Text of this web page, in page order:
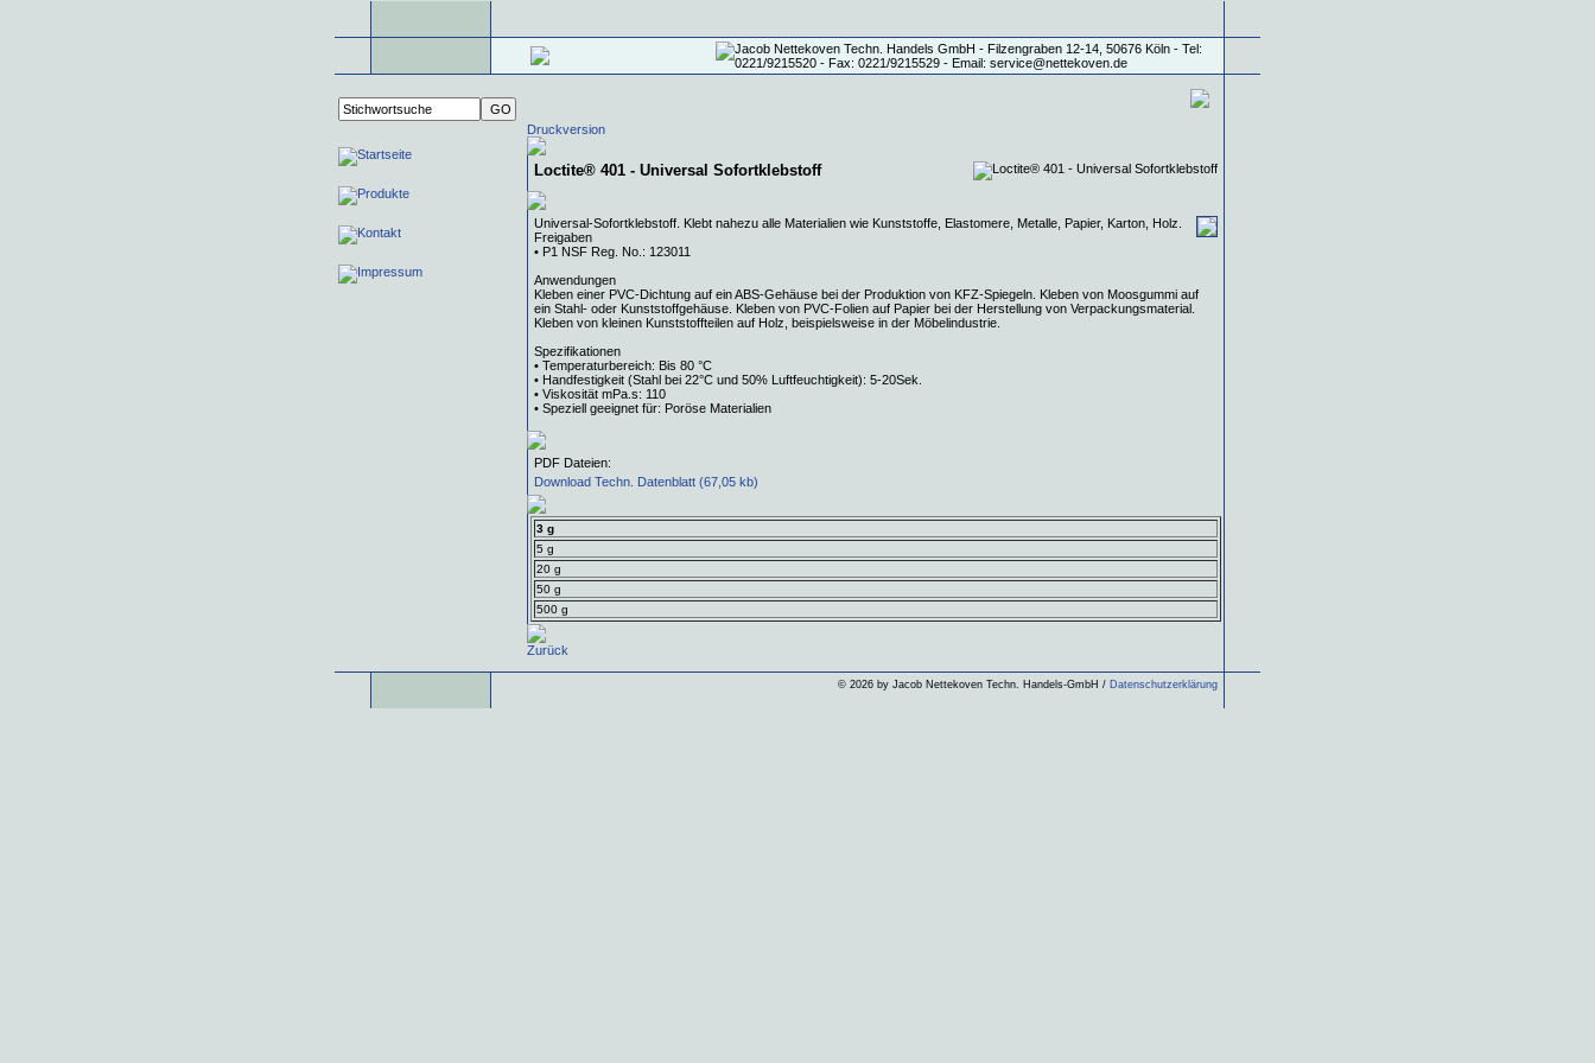
Druckversion
Loctite® 401 - Universal Sofortklebstoff
Universal-Sofortklebstoff. Klebt nahezu alle Materialien wie Kunststoffe, Elastomere, Metalle, Papier, Karton, Holz.
Freigaben
• P1 NSF Reg. No.: 123011
Anwendungen
Kleben einer PVC-Dichtung auf ein ABS-Gehäuse bei der Produktion von KFZ-Spiegeln. Kleben von Moosgummi auf
ein Stahl- oder Kunststoffgehäuse. Kleben von PVC-Folien auf Papier bei der Herstellung von Verpackungsmaterial.
Kleben von kleinen Kunststoffteilen auf Holz, beispielsweise in der Möbelindustrie.
Spezifikationen
• Temperaturbereich: Bis 80 °C
• Handfestigkeit (Stahl bei 22°C und 50% Luftfeuchtigkeit): 5-20Sek.
• Viskosität mPa.s: 110
• Speziell geeignet für: Poröse Materialien
PDF Dateien:
Download Techn. Datenblatt (67,05 kb)
3 g
5 g
20 g
50 g
500 g
Zurück
© 2026 by Jacob Nettekoven Techn. Handels-GmbH / Datenschutzerklärung